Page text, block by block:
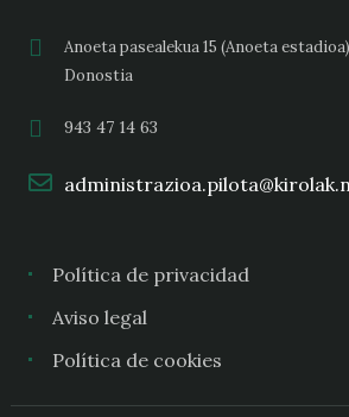
Anoeta pasealekua 15 (Anoeta
Donostia
943 47 14 63
Política de privacidad
Aviso legal
Política de cookies